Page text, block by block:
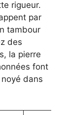
rigueur.
par
tambour
des
la pierre
font
dans